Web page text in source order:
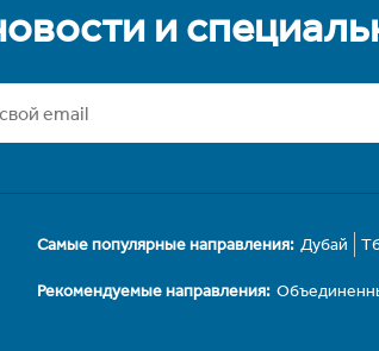
и
Самые популярные направления: Дубай
Рекомендуемые направления: